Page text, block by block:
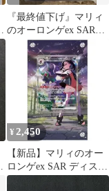
『最終値下げ』マリィ
のオーロンゲex SAR
（おまけ付き）
¥ 2,450
【新品】マリィのオー
ロンゲex SAR ディスプ
レイフレーム